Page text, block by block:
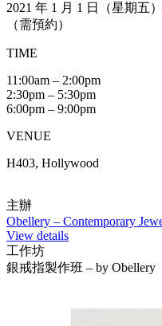
2021 年 1 月 1 日（星期五
（需預約）
TIME
11:00am – 2:00pm
2:30pm – 5:30pm
6:00pm – 9:00pm
VENUE
H403, Hollywood
主辦
Obellery – Contemporary
View details
工作坊
銀戒指製作班 – by Obellery